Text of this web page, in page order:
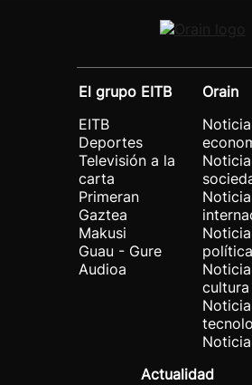
El grupo EITB
EITB
Deportes
Televisión a la
carta
Primeran
Gaztea
Makusi
Guau - Gure
Audioa
Orain
política
cultura
Actualidad